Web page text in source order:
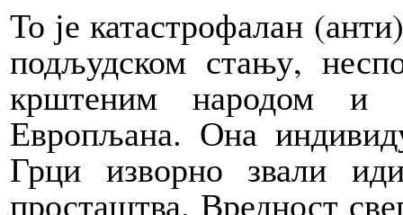
То је катастрофалан
подљудском стању,
крштеним народом и
Европљана. Она
Грци изворно звали
просташтва. Вредност